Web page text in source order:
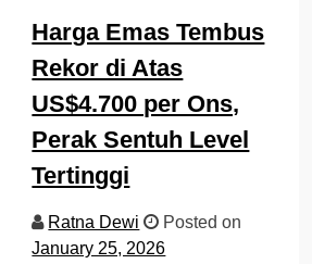
Harga Emas Tembus
Rekor di Atas
US$4.700 per Ons,
Perak Sentuh Level
Tertinggi
Ratna Dewi
Posted on
January 25, 2026